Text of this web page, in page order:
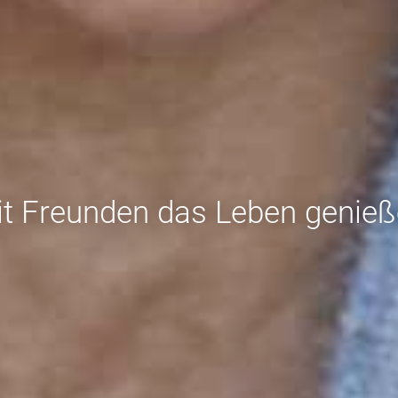
Freunden das Leben